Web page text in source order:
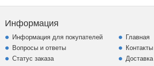
Информация
Информация для покупателей
Вопросы и ответы
Статус заказа
Главная
Контакты
Доставка